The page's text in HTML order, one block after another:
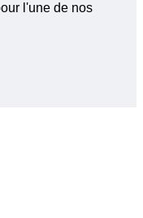
l'une de nos